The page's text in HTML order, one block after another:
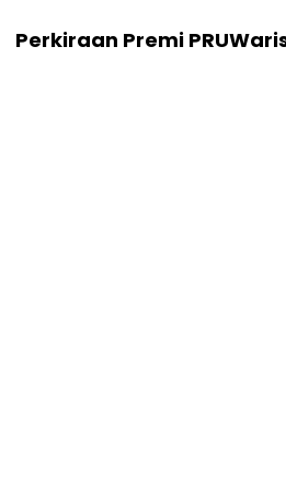
Perkiraan Premi